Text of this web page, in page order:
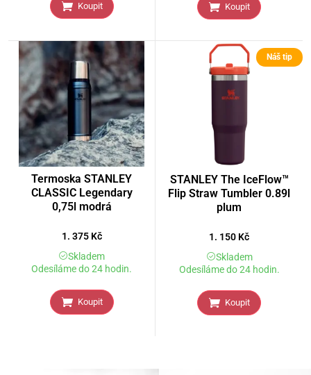
Koupit Koupit
Termoska STANLEY
CLASSIC Legendary
0,75l modrá
1. 375 Kč
Skladem
Odesíláme do 24 hodin.
Koupit
Náš tip
STANLEY The IceFlow™
Flip Straw Tumbler 0.89l
plum
1. 150 Kč
Skladem
Odesíláme do 24 hodin.
Koupit